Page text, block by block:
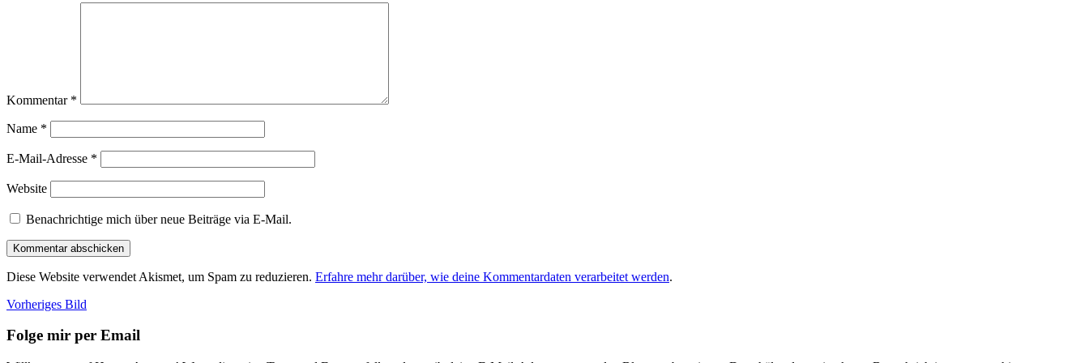
Kommentar *
Name *
E-Mail-Adresse *
Website
Benachrichtige mich über neue Beiträge via E-Mail.
Diese Website verwendet Akismet, um Spam zu reduzieren. Erfahre mehr darüber, wie deine Kommentardaten verarbeitet werden.
Vorheriges Bild
Folge mir per Email